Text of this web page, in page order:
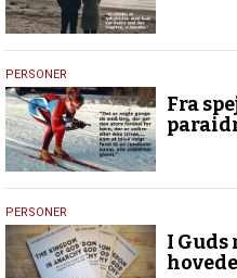
1.
maj
2026
PERSONER
Fra
27.
april
2026
PERSONER
I Guds